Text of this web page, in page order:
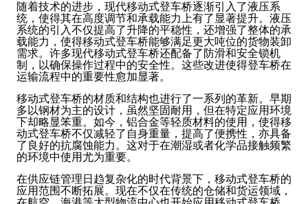
随着技术的进步，现代移动式登车桥逐渐引入了液压系
统，使得其在高度调节和承载能力上有了显著提升。液压
系统的引入不仅提高了升降的平稳性，还增强了整体的承
载能力，使得移动式登车桥能够满足更大吨位的货物装卸
需求。许多现代移动式登车桥还配备了防滑和安全锁机
制，以确保操作过程中的安全性。这些改进使得登车桥在
运输流程中的重要性愈加显著。
移动式登车桥的材质和结构也进行了一系列的革新。早期
多以钢材为主的设计，虽然坚固耐用，但在特定应用环境
下却略显笨重。如今，铝合金等轻质材料的使用，使得移
动式登车桥不仅减轻了自身重量，提高了便携性，亦具备
了良好的抗腐蚀能力。这对于在潮湿或者化学品接触频繁
的环境中使用尤为重要。
在供应链管理日趋复杂化的时代背景下，移动式登车桥的
应用范围不断拓展。现在不仅在传统的仓储和货运领域，